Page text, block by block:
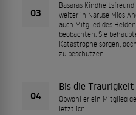
03
Basaras
weiter in Naruse Mios
auch Mitglied des
beobachten. Sie
Katastrophe sorgen,
zu beschützen.
04
Bis die
Obwohl er ein Mitglied
letztlich.